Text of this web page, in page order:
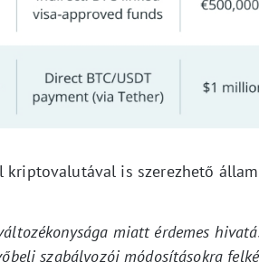
kriptovalutával is szerezhető
miatt érdemes
szabályozói módosításokra